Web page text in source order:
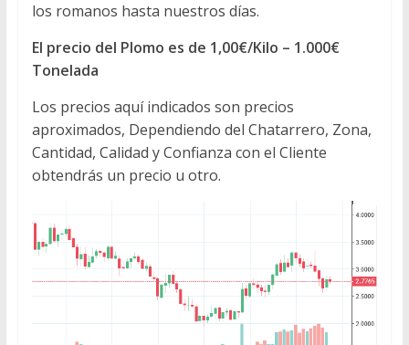
los romanos hasta nuestros días.
El precio del Plomo es de 1,00€/Kilo – 1.000€
Tonelada
Los precios aquí indicados son precios
aproximados, Dependiendo del Chatarrero, Zona,
Cantidad, Calidad y Confianza con el Cliente
obtendrás un precio u otro.